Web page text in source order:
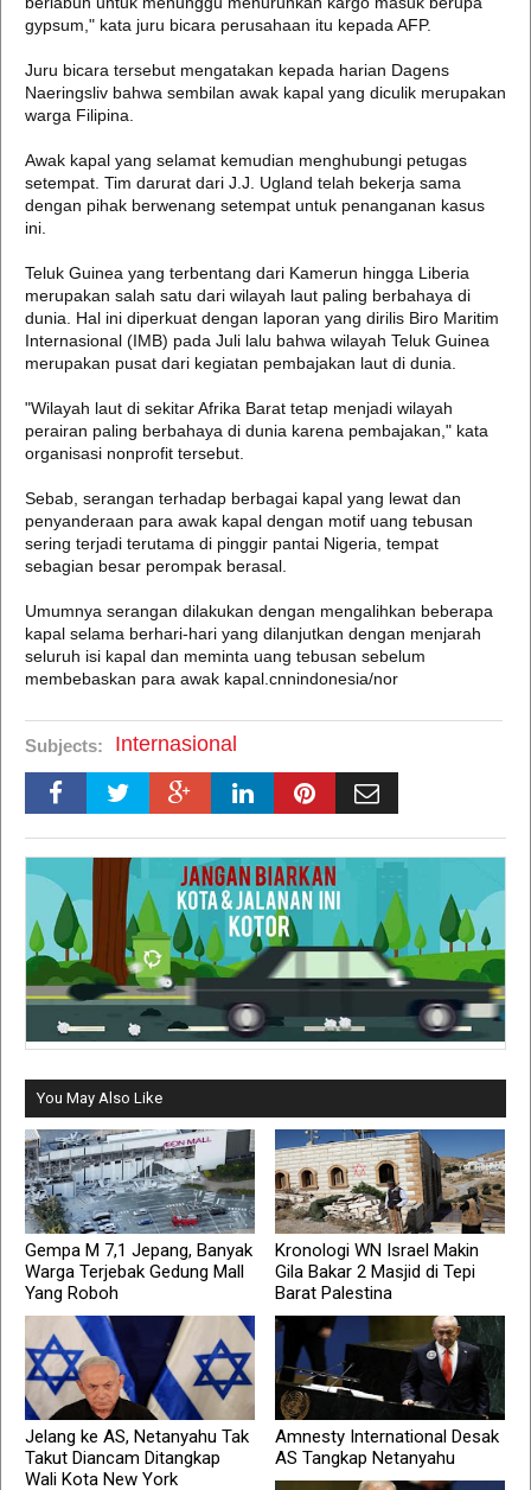
gypsum," kata juru bicara perusahaan itu kepada AFP.
Juru bicara tersebut mengatakan kepada harian Dagens
Naeringsliv bahwa sembilan awak kapal yang diculik merupakan
warga Filipina.
Awak kapal yang selamat kemudian menghubungi petugas
setempat. Tim darurat dari J.J. Ugland telah bekerja sama
dengan pihak berwenang setempat untuk penanganan kasus
ini.
Teluk Guinea yang terbentang dari Kamerun hingga Liberia
merupakan salah satu dari wilayah laut paling berbahaya di
dunia. Hal ini diperkuat dengan laporan yang dirilis Biro Maritim
Internasional (IMB) pada Juli lalu bahwa wilayah Teluk Guinea
merupakan pusat dari kegiatan pembajakan laut di dunia.
"Wilayah laut di sekitar Afrika Barat tetap menjadi wilayah
perairan paling berbahaya di dunia karena pembajakan," kata
organisasi nonprofit tersebut.
Sebab, serangan terhadap berbagai kapal yang lewat dan
penyanderaan para awak kapal dengan motif uang tebusan
sering terjadi terutama di pinggir pantai Nigeria, tempat
sebagian besar perompak berasal.
Umumnya serangan dilakukan dengan mengalihkan beberapa
kapal selama berhari-hari yang dilanjutkan dengan menjarah
seluruh isi kapal dan meminta uang tebusan sebelum
membebaskan para awak kapal.cnnindonesia/nor
Subjects: Internasional
You May Also Like
Gempa M 7,1 Jepang, Banyak
Warga Terjebak Gedung Mall
Yang Roboh
Kronologi WN Israel Makin
Gila Bakar 2 Masjid di Tepi
Barat Palestina
Jelang ke AS, Netanyahu Tak
Takut Diancam Ditangkap
Wali Kota New York
Amnesty International Desak
AS Tangkap Netanyahu